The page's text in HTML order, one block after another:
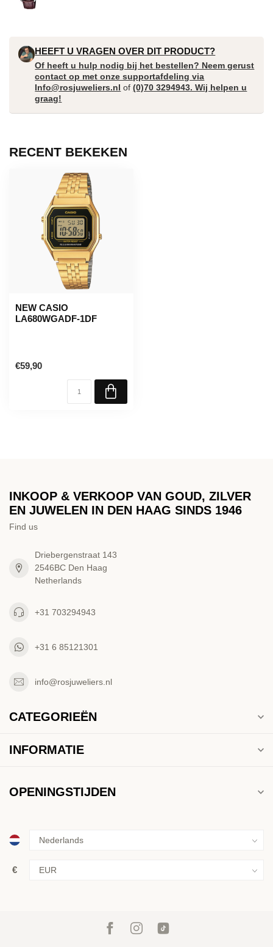
HEEFT U VRAGEN OVER DIT PRODUCT?
Of heeft u hulp nodig bij het bestellen? Neem gerust
contact op met onze supportafdeling via
Info@rosjuweliers.nl of(0)70 3294943. Wij helpen u
graag!
RECENT BEKEKEN
NEW CASIO
LA680WGADF-1DF
€59,90
INKOOP & VERKOOP VAN GOUD, ZILVER
EN JUWELEN IN DEN HAAG SINDS 1946
Find us
Driebergenstraat 143
2546BC Den Haag
Netherlands
+31 703294943
+31 6 85121301
info@rosjuweliers.nl
CATEGORIEËN
INFORMATIE
OPENINGSTIJDEN
€